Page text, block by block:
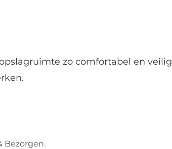
zo comfortabel en veilig
Bezorgen.